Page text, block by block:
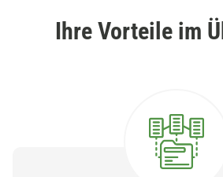
Ihre Vorteile im